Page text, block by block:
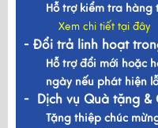
Hỗ trợ kiểm tra hàng
Xem chi tiết tại đây
- Đổi trả linh hoạt
Hỗ trợ đổi mới hoặc
ngày nếu phát hiện
- Dịch vụ Quà tặng &
Tặng thiệp chúc